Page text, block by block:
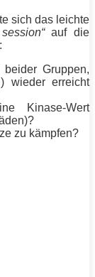
sich das leichte
auf die
Gruppen,
wieder erreicht
Kinase-Wert
zu kämpfen?